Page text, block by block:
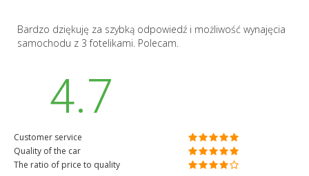
Bardzo dziękuję za szybką odpowiedź i możliwość wynajęcia
samochodu z 3 fotelikami. Polecam.
4.7
Customer service
Quality of the car
The ratio of price to quality